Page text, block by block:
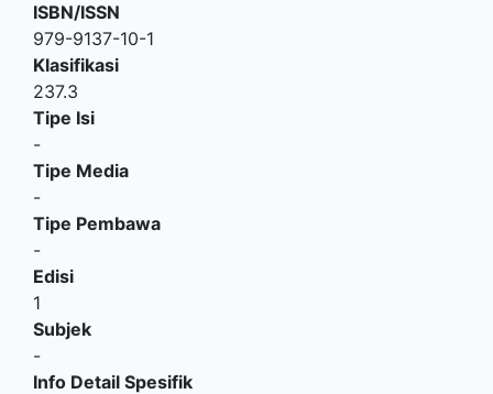
ISBN/ISSN
979-9137-10-1
Klasifikasi
237.3
Tipe Isi
-
Tipe Media
-
Tipe Pembawa
-
Edisi
1
Subjek
-
Info Detail Spesifik